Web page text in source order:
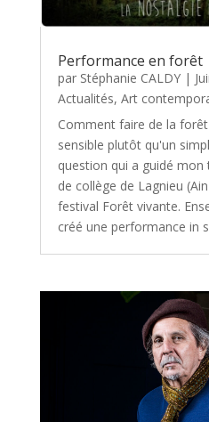
Performance en forêt
par Stéphanie CALDY|
Actualités, Art
Comment faire de la
sensible plutôt qu'un
question qui a guidé mon
de collège de Lagnieu
festival Forêt vivante.
créé une performance in